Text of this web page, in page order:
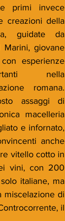
primi invece
creazioni della
guidate da
Marini, giovane
esperienze
nella
romana.
assaggi di
macelleria
e infornato,
anche
vitello cotto in
vini, con 200
italiane, ma
miscelazione di
il